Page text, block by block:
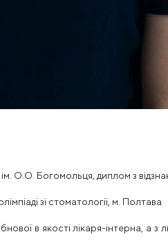
О.О. Богомольця, диплом з
зі стоматології, м. Полтава
в якості лікаря-інтерна, а